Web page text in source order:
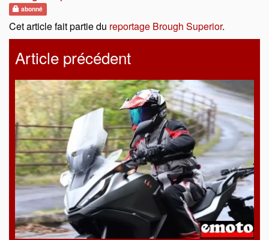
abonné
Cet article fait partie du reportage Brough Superior.
Article précédent